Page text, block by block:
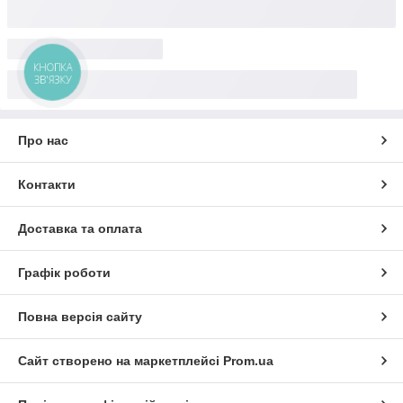
Про нас
Контакти
Доставка та оплата
Графік роботи
Повна версія сайту
Сайт створено на маркетплейсі Prom.ua